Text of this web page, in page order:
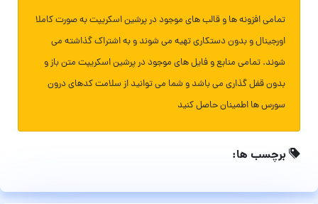
تمامی افزونه ها و قالب های موجود در پرشین اسکریپت به صورت کاملا
اورجینال و بدون دستکاری تهیه می شوند و به اشتراک گذاشته می
شوند. تمامی منابع و فایل های موجود در پرشین اسکریپت متن باز و
بدون قفل گذاری می باشد و شما می توانید از سلامت کدهای درون
سورس ها اطمینان حاصل کنید
برچسب ها: